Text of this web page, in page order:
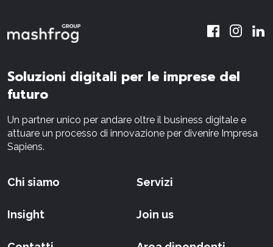
Soluzioni digitali per le imprese del
futuro
Un partner unico per andare oltre il business digitale e
attuare un processo di innovazione per divenire Impresa
Sapiens.
Chi siamo Servizi
Insight Join us